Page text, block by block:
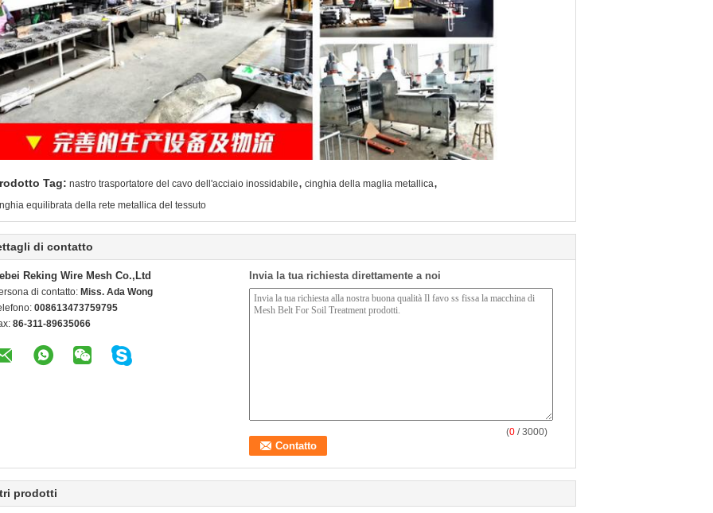
Tag: nastro trasportatore del cavo dell'acciaio inossidabile, cinghia della maglia metallica,
equilibrata della rete metallica del tessuto
di contatto
Reking Wire Mesh Co.,Ltd
di contatto: Miss. Ada Wong
008613473759795
86-311-89635066
Invia la tua richiesta direttamente a noi
(0 / 3000)
prodotti